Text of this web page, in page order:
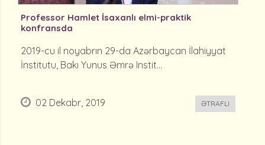
Professor Hamlet İsaxanlı elmi-praktik
konfransda
2019-cu il noyabrın 29-da Azərbaycan İlahiyyat
İnstitutu, Bakı Yunus Əmrə Instit...
02 Dekabr, 2019 ƏTRAFLI